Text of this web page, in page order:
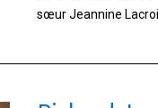
sœur Jeannine Lacroix